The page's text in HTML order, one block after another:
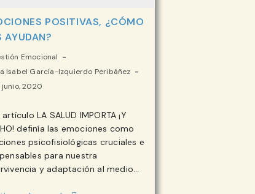
POSITIVAS, ¿CÓMO
AYUDAN?
Emocional
Isabel García-Izquierdo Peribáñez
junio, 2020
LA SALUD IMPORTA ¡Y
definía las emociones como
psicofisiológicas cruciales e
para nuestra
y adaptación al medio…